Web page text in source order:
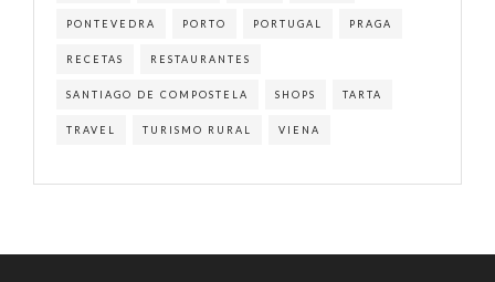
PONTEVEDRA PORTO PORTUGAL PRAGA
RECETAS RESTAURANTES
SANTIAGO DE COMPOSTELA SHOPS TARTA
TRAVEL TURISMO RURAL VIENA